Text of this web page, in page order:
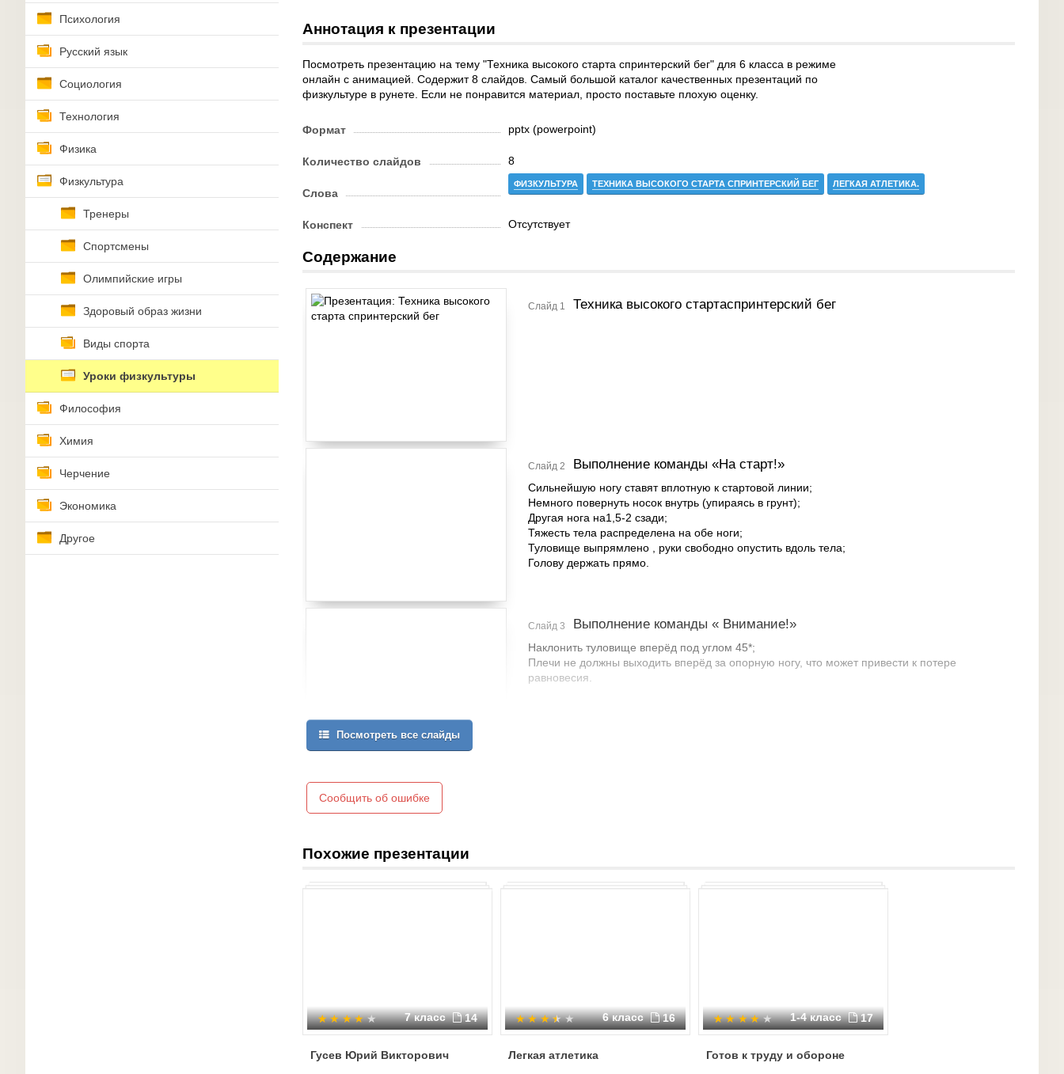
Психология
Русский язык
Социология
Технология
Физика
Физкультура
Тренеры
Спортсмены
Олимпийские игры
Здоровый образ жизни
Виды спорта
Уроки физкультуры
Философия
Химия
Черчение
Экономика
Другое
Аннотация к презентации
Посмотреть презентацию на тему "Техника высокого старта спринтерский бег" для 6 класса в режиме
онлайн с анимацией. Содержит 8 слайдов. Самый большой каталог качественных презентаций по
физкультуре в рунете. Если не понравится материал, просто поставьте плохую оценку.
Формат pptx (powerpoint)
Количество слайдов 8
Слова
ФИЗКУЛЬТУРА ТЕХНИКА ВЫСОКОГО СТАРТА СПРИНТЕРСКИЙ БЕГ ЛЕГКАЯ АТЛЕТИКА.
Конспект Отсутствует
Содержание
Слайд 1 Техника высокого стартаспринтерский бег
Слайд 2 Выполнение команды «На старт!»
Сильнейшую ногу ставят вплотную к стартовой линии;
Немного повернуть носок внутрь (упираясь в грунт);
Другая нога на1,5-2 сзади;
Тяжесть тела распределена на обе ноги;
Туловище выпрямлено , руки свободно опустить вдоль тела;
Голову держать прямо.
Слайд 3 Выполнение команды « Внимание!»
Наклонить туловище вперёд под углом 45*;
Плечи не должны выходить вперёд за опорную ногу, что может привести к потере
равновесия.
Посмотреть все слайды
Сообщить об ошибке
Похожие презентации
7 класс 14
Гусев Юрий Викторович
6 класс 16
Легкая атлетика
1-4 класс 17
Готов к труду и обороне